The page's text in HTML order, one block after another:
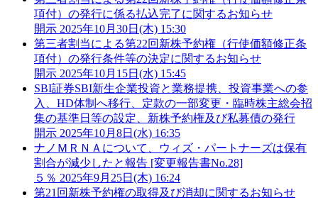
項付）の発行に係る払込完了に関するお知らせ
開示 2025年10月30日(木) 15:30
第三者割当による第22回新株予約権（行使価額修正条
項付）の発行条件等の決定に関するお知らせ
開示 2025年10月15日(水) 15:45
SBI証券SBI新生企業投資と業務提携、投資事業への参
入、HD体制へ移行、定款の一部変更・臨時株主総会招
集の基準日等の設定、新株予約権及び私募債の発行
開示 2025年10月8日(水) 16:35
ナノＭＲＮＡについて、ウィズ・パートナーズは保有
割合が減少したと報告 [変更報告書No.28]
５％ 2025年9月25日(木) 16:24
第21回新株予約権の取得及び消却に関するお知らせ